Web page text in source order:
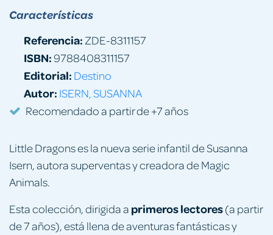
Little Dragons es la nueva serie infantil de Susanna
Isern, autora superventas y creadora de Magic
Animals.
Esta colección, dirigida a primeros lectores(a partir
de 7 años), está llena de aventuras fantásticas y
Características
Referencia: ZDE-8311157
ISBN:9788408311157
Editorial: Destino
Autor: ISERN, SUSANNA
Recomendado a partir de +7 años